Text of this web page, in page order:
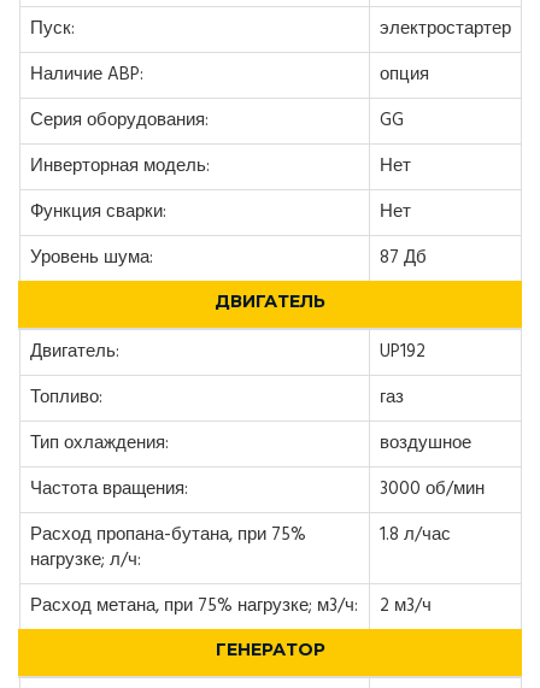
Пуск:
электростартер
Наличие ABP:
опция
Серия оборудования:
GG
Инверторная модель:
Нет
Функция сварки:
Нет
Уровень шума:
87 Дб
ДВИГАТЕЛЬ
Двигатель:
UP192
Топливо:
газ
Тип охлаждения:
воздушное
Частота вращения:
3000 об/мин
Расход пропана-бутана, при 75%
нагрузке; л/ч:
1.8 л/час
Расход метана, при 75% нагрузке; м3/ч: 2 м3/ч
ГЕНЕРАТОР